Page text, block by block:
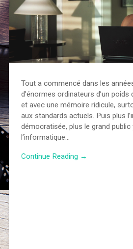
Tout a commencé dans les
d’énormes ordinateurs d’un
et avec une mémoire ridicule,
aux standards actuels. Puis plus
démocratisée, plus le grand public
l’informatique…
Continue Reading →